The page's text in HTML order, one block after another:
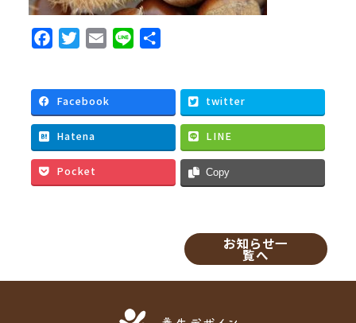
e
b
o
o
k
t
t
e
r
i
l
Facebook twitter
Hatena LINE
Pocket Copy
お知らせ一
覧へ